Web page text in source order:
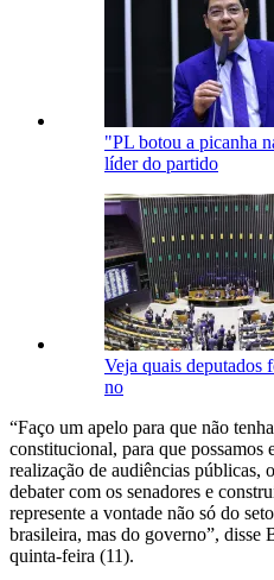
"PL botou a picanha
líder do partido
Veja quais deputados
no
“Faço um apelo para que não
constitucional, para que possamos
realização de audiências públicas,
debater com os senadores e
represente a vontade não só do
brasileira, mas do governo”, disse
quinta-feira (11).